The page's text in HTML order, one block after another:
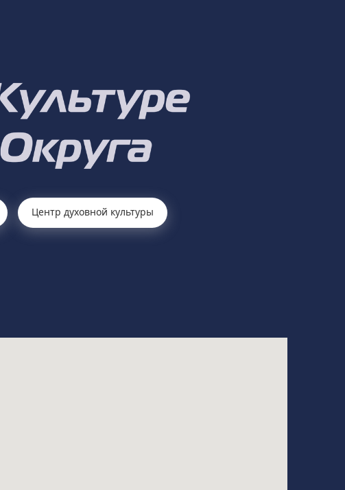
Центр духовной культуры